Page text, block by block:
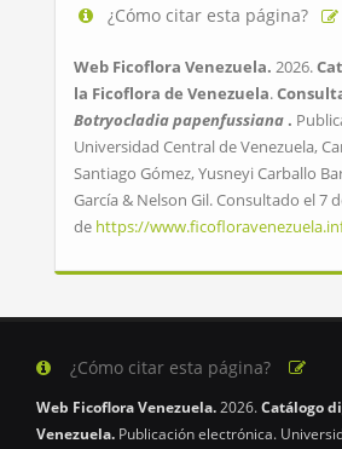
¿Cómo citar esta página?
Web Ficoflora Venezuela. 2026.
la Ficoflora de Venezuela.
Botryocladia papenfussiana .
Universidad Central de Venezuela,
Santiago Gómez, Yusneyi Carballo
García & Nelson Gil. Consultado el 7
de https://
¿Cómo citar esta página?
Web Ficoflora Venezuela.2026.Catálogo
Venezuela. Publicación electrónica.